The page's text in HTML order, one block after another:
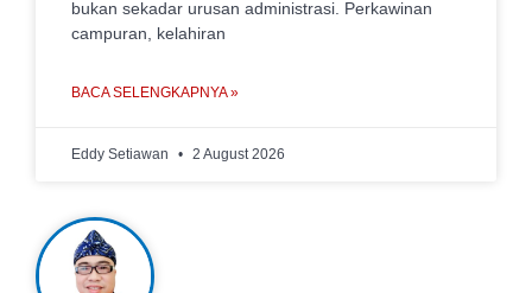
bukan sekadar urusan administrasi. Perkawinan
campuran, kelahiran
BACA SELENGKAPNYA »
Eddy Setiawan 2 August 2026